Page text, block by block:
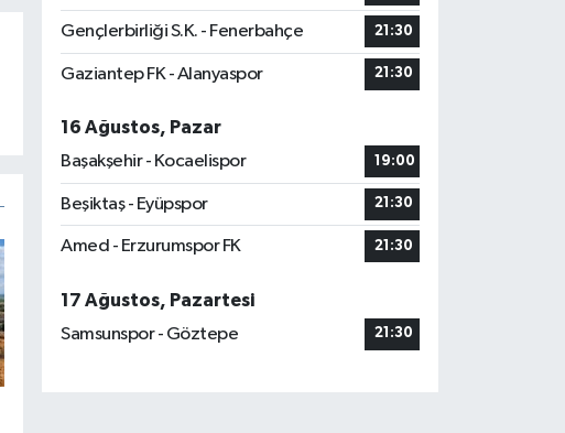
Gençlerbirliği S.K. - Fenerbahçe 21:30
Gaziantep FK - Alanyaspor 21:30
16 Ağustos, Pazar
Başakşehir - Kocaelispor
19:00
Beşiktaş - Eyüpspor 21:30
Amed - Erzurumspor FK 21:30
17 Ağustos, Pazartesi
Samsunspor - Göztepe
21:30